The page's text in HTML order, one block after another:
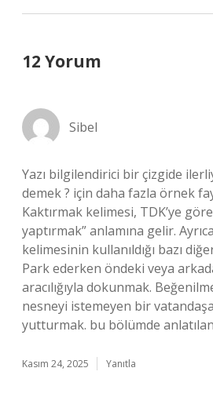
12 Yorum
Sibel
Yazı bilgilendirici bir çizgide
demek ? için daha fazla örnek
Kaktırmak kelimesi, TDK’ye
yaptırmak” anlamına gelir.
kelimesinin kullanıldığı bazı
Park ederken öndeki veya
aracılığıyla dokunmak.
nesneyi istemeyen bir
yutturmak. bu bölümde
Kasım 24, 2025 Yanıtla